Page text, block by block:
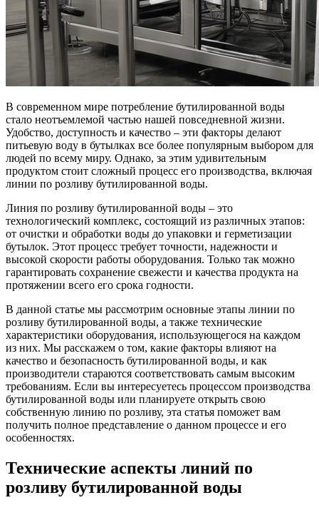
В современном мире потребление бутилированной воды
стало неотъемлемой частью нашей повседневной жизни.
Удобство, доступность и качество – эти факторы делают
питьевую воду в бутылках все более популярным выбором для
людей по всему миру. Однако, за этим удивительным
продуктом стоит сложный процесс его производства, включая
линии по розливу бутилированной воды.
Линия по розливу бутилированной воды – это
технологический комплекс, состоящий из различных этапов:
от очистки и обработки воды до упаковки и герметизации
бутылок. Этот процесс требует точности, надежности и
высокой скорости работы оборудования. Только так можно
гарантировать сохранение свежести и качества продукта на
протяжении всего его срока годности.
В данной статье мы рассмотрим основные этапы линии по
розливу бутилированной воды, а также технические
характеристики оборудования, использующегося на каждом
из них. Мы расскажем о том, какие факторы влияют на
качество и безопасность бутилированной воды, и как
производители стараются соответствовать самым высоким
требованиям. Если вы интересуетесь процессом производства
бутилированной воды или планируете открыть свою
собственную линию по розливу, эта статья поможет вам
получить полное представление о данном процессе и его
особенностях.
Технические аспекты линий по
розливу бутилированной воды